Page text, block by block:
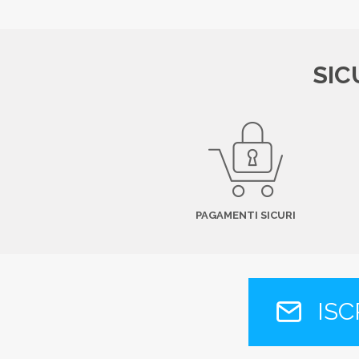
PAGAMENTI SICURI